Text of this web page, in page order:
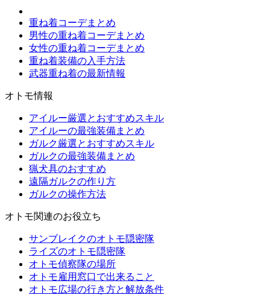
重ね着コーデまとめ
男性の重ね着コーデまとめ
女性の重ね着コーデまとめ
重ね着装備の入手方法
武器重ね着の最新情報
オトモ情報
アイルー厳選とおすすめスキル
アイルーの最強装備まとめ
ガルク厳選とおすすめスキル
ガルクの最強装備まとめ
猟犬具のおすすめ
遠隔ガルクの作り方
ガルクの操作方法
オトモ関連のお役立ち
サンブレイクのオトモ隠密隊
ライズのオトモ隠密隊
オトモ偵察隊の場所
オトモ雇用窓口で出来ること
オトモ広場の行き方と解放条件